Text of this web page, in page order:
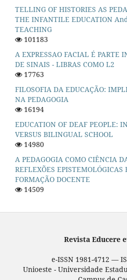
TELLING OF HISTORIES AS
THE INFANTILE EDUCATION
TEACHING
101183
A EXPRESSAO FACIAL É PARTE
DE SINAIS - LIBRAS COMO L2
17763
FILOSOFIA DA EDUCAÇÃO:
NA PEDAGOGIA
16194
EDUCATION OF DEAF PEOPLE:
VERSUS BILINGUAL SCHOOL
14980
A PEDAGOGIA COMO CIÊNCIA
REFLEXÕES EPISTEMOLÓGICAS
FORMAÇÃO DOCENTE
14509
Revista Educere
e-ISSN 1981-4712 —
Unioeste - Universidade